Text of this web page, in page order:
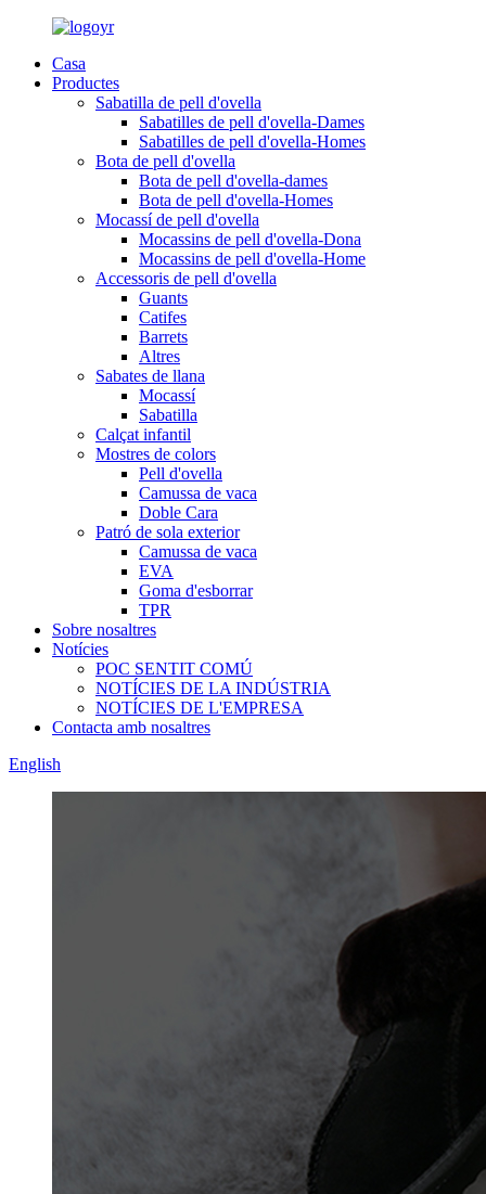
Casa
Productes
Sabatilla de pell d'ovella
Sabatilles de pell d'ovella-Dames
Sabatilles de pell d'ovella-Homes
Bota de pell d'ovella
Bota de pell d'ovella-dames
Bota de pell d'ovella-Homes
Mocassí de pell d'ovella
Mocassins de pell d'ovella-Dona
Mocassins de pell d'ovella-Home
Accessoris de pell d'ovella
Guants
Catifes
Barrets
Altres
Sabates de llana
Mocassí
Sabatilla
Calçat infantil
Mostres de colors
Pell d'ovella
Camussa de vaca
Doble Cara
Patró de sola exterior
Camussa de vaca
EVA
Goma d'esborrar
TPR
Sobre nosaltres
Notícies
POC SENTIT COMÚ
NOTÍCIES DE LA INDÚSTRIA
NOTÍCIES DE L'EMPRESA
Contacta amb nosaltres
English